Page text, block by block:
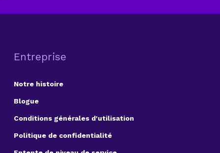
Entreprise
Notre histoire
Blogue
Conditions générales d'utilisation
Politique de confidentialité